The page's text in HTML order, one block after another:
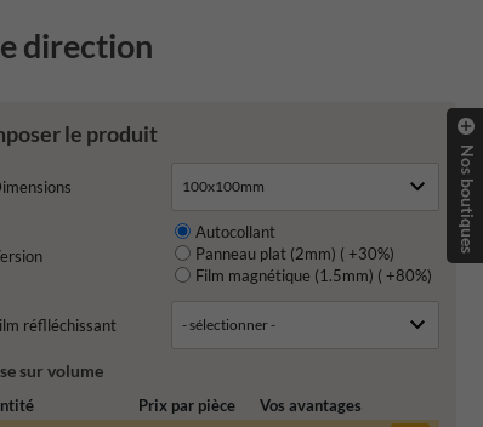
direction
le produit
Autocollant
Panneau plat (2mm) ( +30%)
Film magnétique (1.5mm) ( +80%)
réflléchissant
sur volume
Prix par pièce
Vos avantages
Nos boutiques